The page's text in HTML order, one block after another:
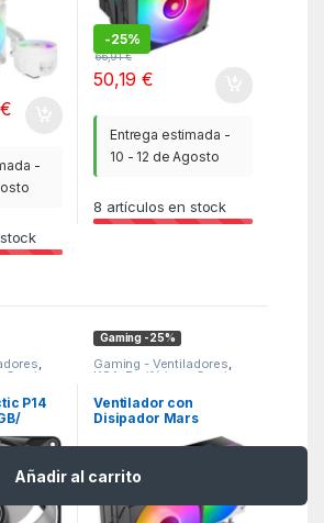
Añadir al carrito
€
-
-25%
66,91€
50,19€
Entrega estimada -
10 - 12 de Agosto
8 artículos en stock
,
P14
Gaming -25%
Gaming - Ventiladores,
KSA Periféricos Gaming
Ventilador con
Disipador Mars
Gaming MCPU-LCD/
12cm